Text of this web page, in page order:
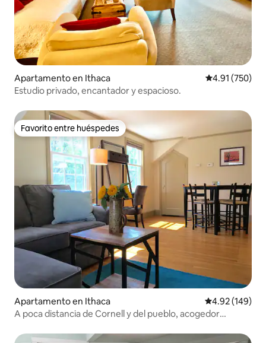
Apartamento en Ithaca Calificación
4.91 (750)
Estudio privado, encantador y espacioso.
Favorito entre huéspedes
Favorito entre huéspedes
Apartamento en Ithaca Calificación
4.92 (149)
A poca distancia de Cornell y del pueblo, acogedor